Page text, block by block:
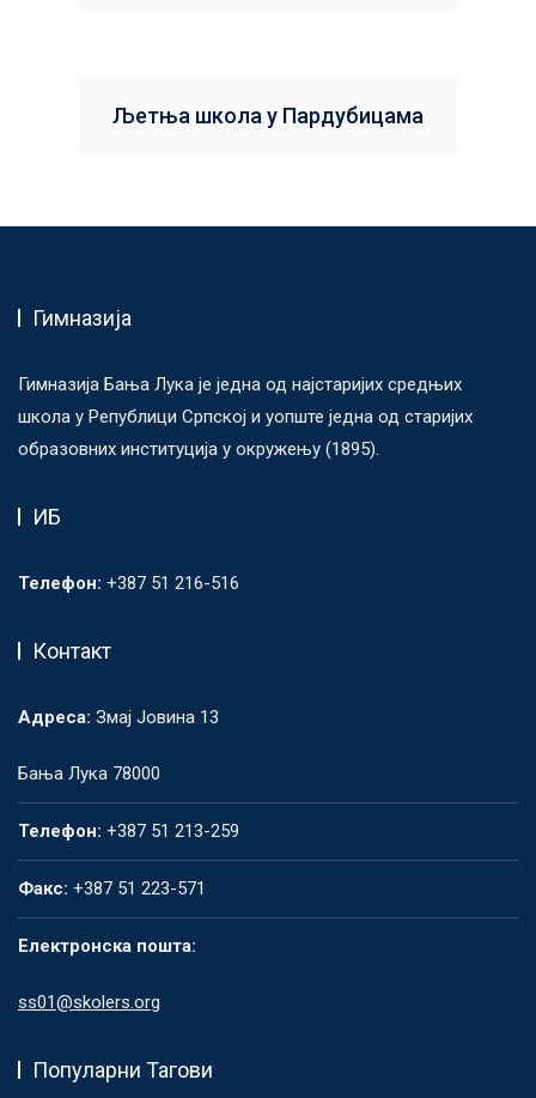
Љетња школа у Пардубицама
Гимназија
Гимназија Бања Лука је једна од најстаријих средњих
школа у Републици Српској и уопште једна од старијих
образовних институција у окружењу (1895).
ИБ
Телефон: +387 51 216-516
Контакт
Адреса: Змај Јовина 13
Бања Лука 78000
Телефон: +387 51 213-259
Факс: +387 51 223-571
Електронска пошта:
ss01@skolers.org
Популарни Тагови